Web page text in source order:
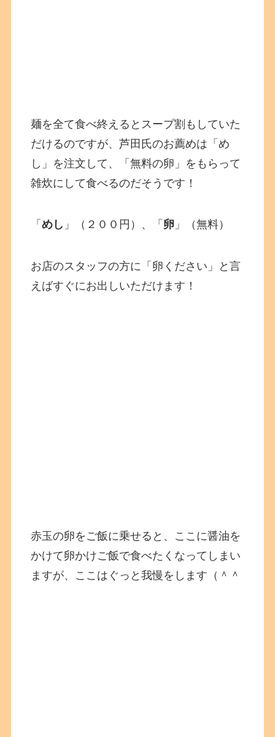
麺を全て食べ終えるとスープ割もしていた
だけるのですが、芦田氏のお薦めは「め
し」を注文して、「無料の卵」をもらって
雑炊にして食べるのだそうです！
「めし 」（２００円）、「 卵 」（無料）
お店のスタッフの方に「卵ください」と言
えばすぐにお出しいただけます！
赤玉の卵をご飯に乗せると、ここに醤油を
かけて卵かけご飯で食べたくなってしまい
ますが、ここはぐっと我慢をします（＾＾